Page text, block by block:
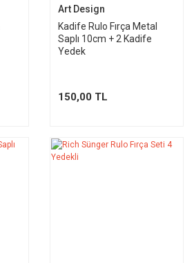
Art Design
Kadife Rulo Fırça Metal
Saplı 10cm + 2 Kadife
Yedek
150,00 TL